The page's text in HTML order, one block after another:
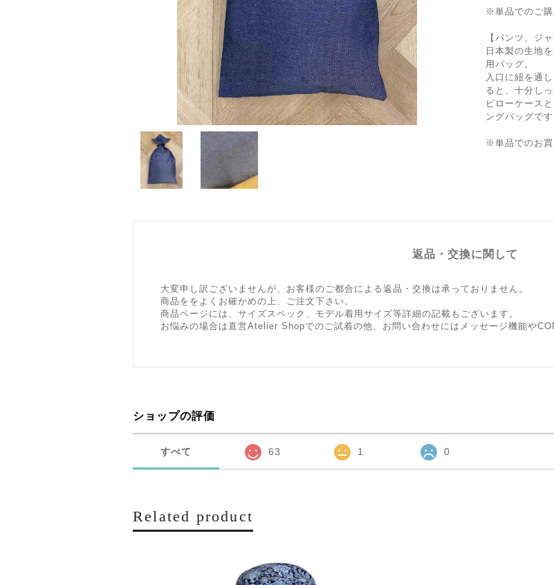
※単品でのご
【パンツ、ジ
日本製の生地
用バッグ。
入口に紐を通
ると、十分し
ピローケース
ングバッグです
※単品でのお買
返品・交換に関して
大変申し訳ございませんが、お客様のご都合による返品・交換は承っておりません。
商品ををよくお確かめの上、ご注文下さい。
商品ページには、サイズスペック、モデル着用サイズ等詳細の記載もございます。
お悩みの場合は直営Atelier Shopでのご試着の他、お問い合わせにはメッセージ機能や
ショップの評価
すべて 63 1 0
Related product